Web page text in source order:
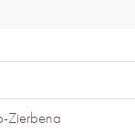
Zierbena